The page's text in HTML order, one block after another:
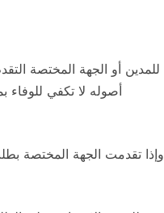
للمدين أو الجهة المختصة
أصوله لا تكفي للوفاء
وإذا تقدمت الجهة المختصة